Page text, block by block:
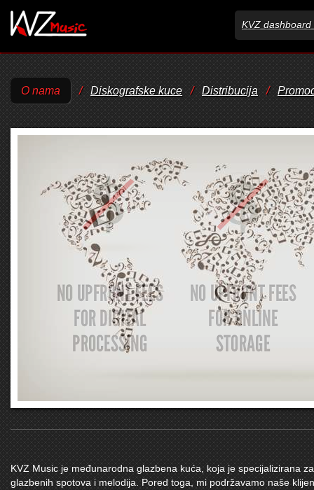
KVZ dashboard
O nama / Diskografske kuce / Distribucija /
KVZ Music je međunarodna glazbena kuća, koja je specijalizirana
glazbenih spotova i melodija. Pored toga, mi podržavamo naše